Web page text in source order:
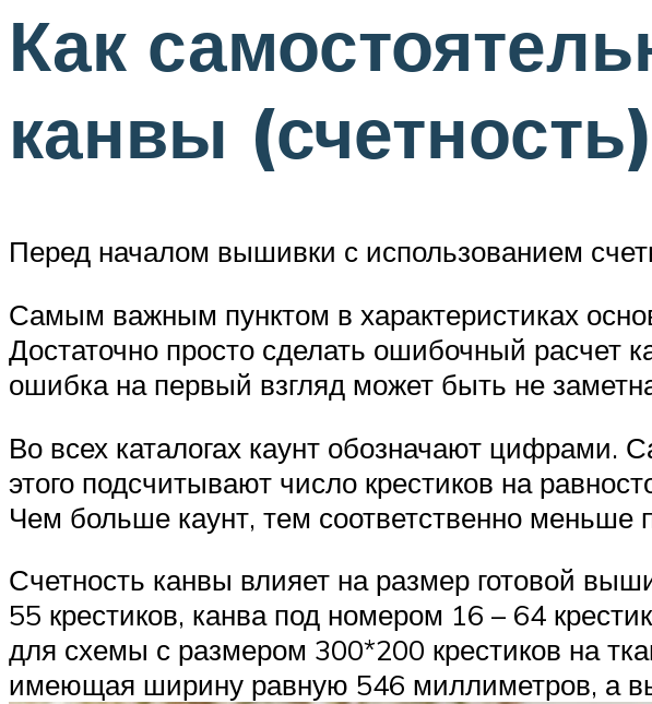
Как
канвы (счетность)
Перед началом вышивки с использованием
Самым важным пунктом в характеристиках
Достаточно просто сделать ошибочный расчет
ошибка на первый взгляд может быть не
Во всех каталогах каунт обозначают цифрами.
этого подсчитывают число крестиков на
Чем больше каунт, тем соответственно меньше
Счетность канвы влияет на размер готовой
55 крестиков, канва под номером 16 – 64
для схемы с размером 300*200 крестиков на
имеющая ширину равную 546 миллиметров, а